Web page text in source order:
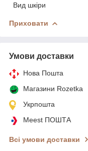
Вид шкіри
Приховати
Умови доставки
Нова Пошта
Магазини Rozetka
Укрпошта
Meest ПОШТА
Всі умови доставки